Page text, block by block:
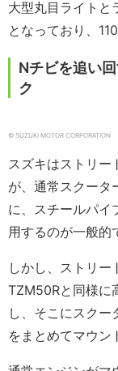
大型丸目ライトと
となっており、
Nチビを追い
ク
© SUZUKI MOTOR CORPORATION
スズキはストリー
が、通常スクータ
に、スチールパイ
用するのが一般的
しかし、ストリー
TZM50Rと同様に
し、そこにスク
をまとめてマウン